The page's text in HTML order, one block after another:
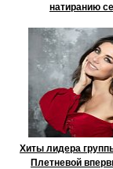
натиранию
Хиты лидера
Плетневой